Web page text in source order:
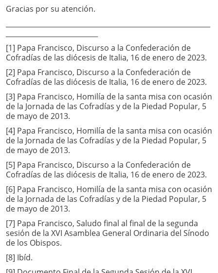
Gracias por su atención.
[1] Papa Francisco, Discurso a la Confederación de
Cofradías de las diócesis de Italia, 16 de enero de 2023.
[2] Papa Francisco, Discurso a la Confederación de
Cofradías de las diócesis de Italia, 16 de enero de 2023.
[3] Papa Francisco, Homilía de la santa misa con ocasión
de la Jornada de las Cofradías y de la Piedad Popular, 5
de mayo de 2013.
[4] Papa Francisco, Homilía de la santa misa con ocasión
de la Jornada de las Cofradías y de la Piedad Popular, 5
de mayo de 2013.
[5] Papa Francisco, Discurso a la Confederación de
Cofradías de las diócesis de Italia, 16 de enero de 2023.
[6] Papa Francisco, Homilía de la santa misa con ocasión
de la Jornada de las Cofradías y de la Piedad Popular, 5
de mayo de 2013.
[7] Papa Francisco, Saludo final al final de la segunda
sesión de la XVI Asamblea General Ordinaria del Sínodo
de los Obispos.
[8] Ibíd.